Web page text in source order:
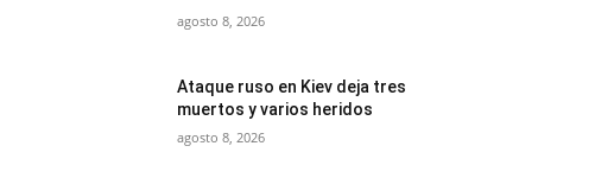
agosto 8, 2026
Ataque ruso en Kiev deja tres
muertos y varios heridos
agosto 8, 2026